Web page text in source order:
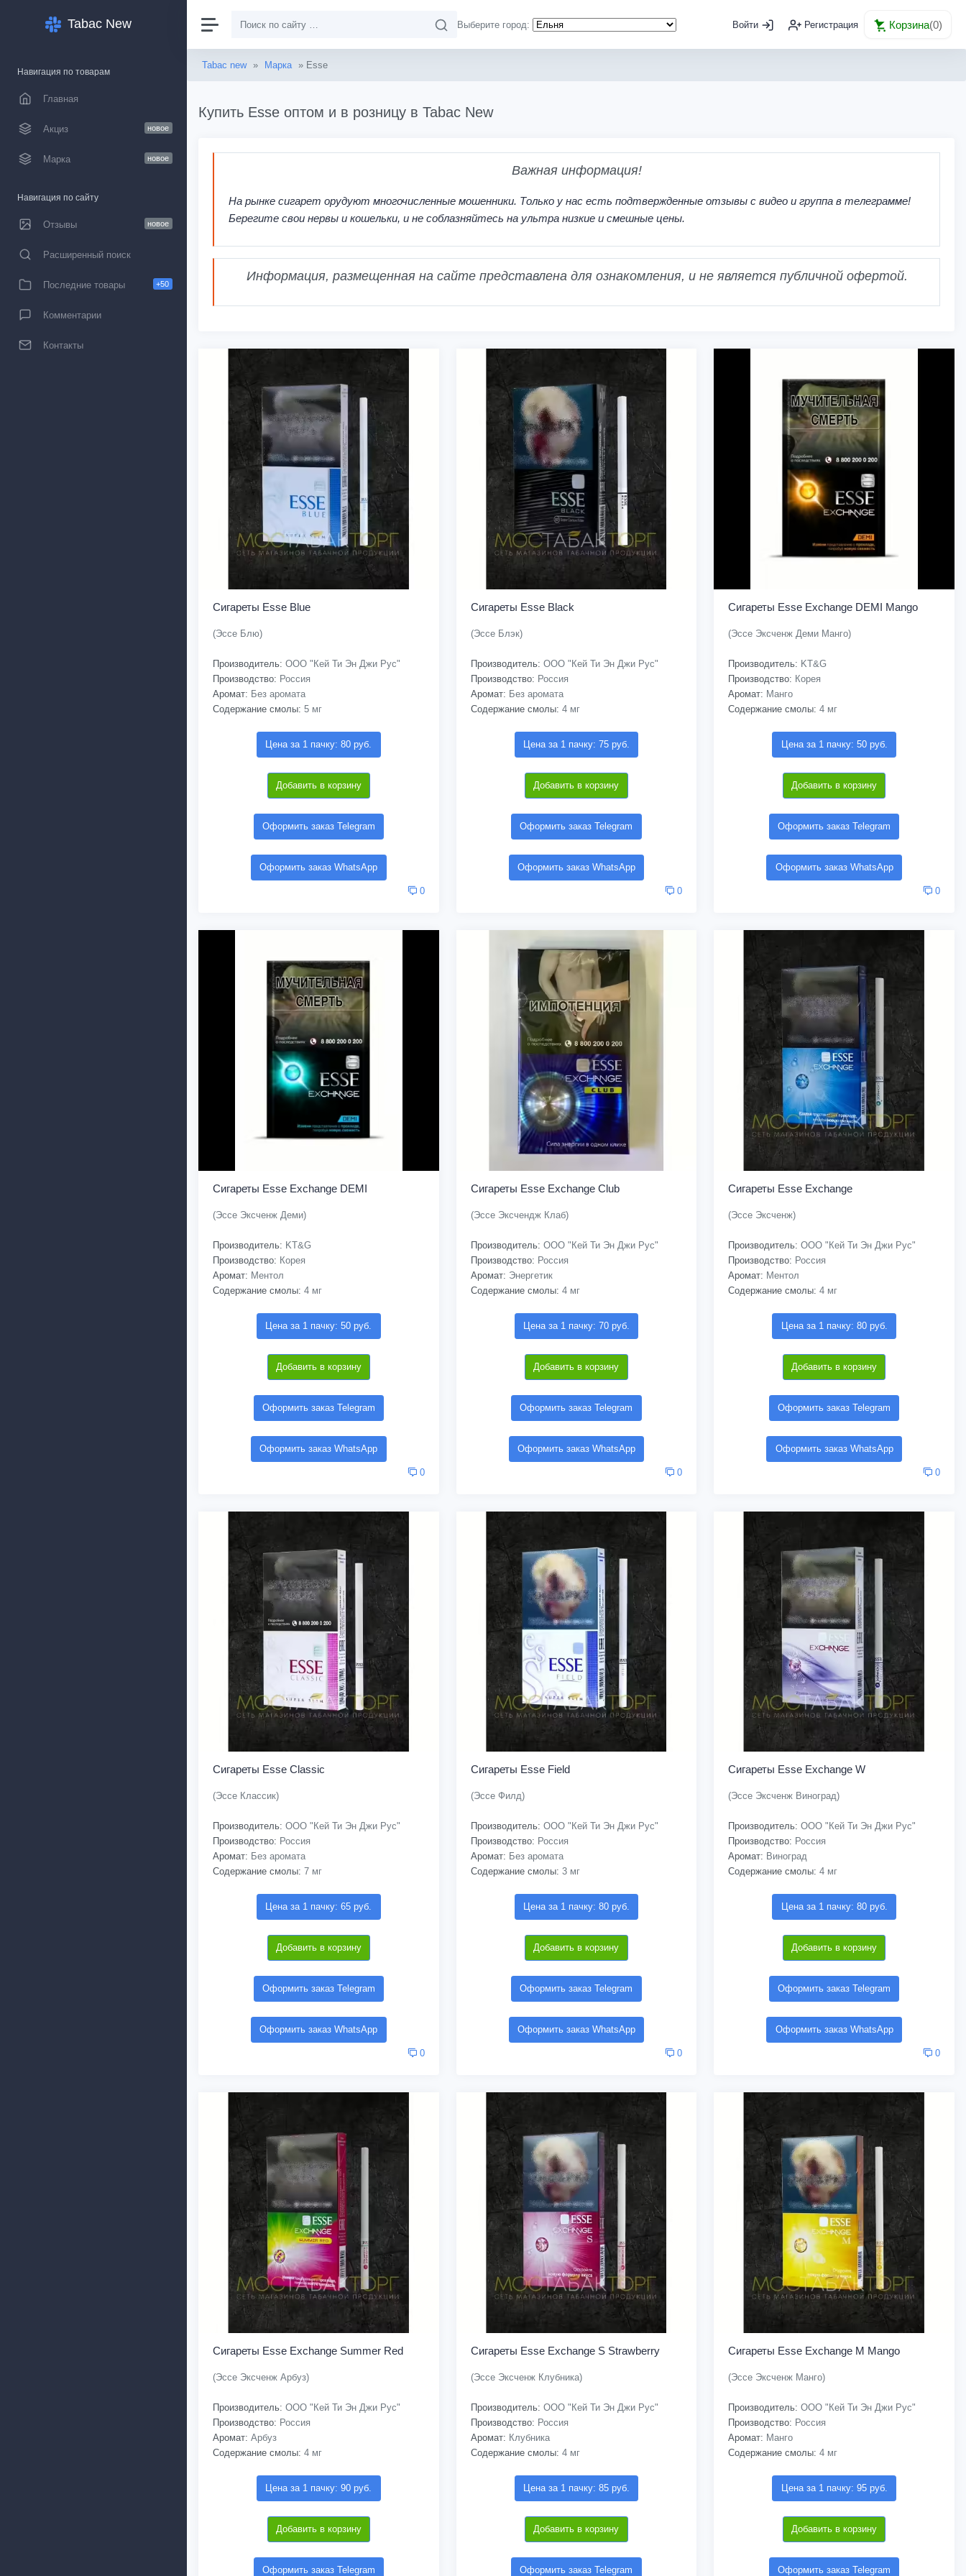
Tabac New
Навигация по товарам
Главная
Акциз новое
Марка новое
Навигация по сайту
Отзывы новое
Расширенный поиск
Последние товары +50
Комментарии
Контакты
Выберите город: Войти Регистрация Корзина(0)
Tabac new » Марка » Esse
Купить Esse оптом и в розницу в Tabac New
Важная информация!
На рынке сигарет орудуют многочисленные мошенники. Только у нас есть подтвержденные отзывы с видео и группа в телеграмме!
Берегите свои нервы и кошельки, и не соблазняйтесь на ультра низкие и смешные цены.
Информация, размещенная на сайте представлена для ознакомления, и не является публичной офертой.
Сигареты Esse Blue
(Эссе Блю)
Производитель: ООО "Кей Ти Эн Джи Рус"
Производство: Россия
Аромат: Без аромата
Содержание смолы: 5 мг
Цена за 1 пачку: 80 руб.
Добавить в корзину
Оформить заказ Telegram
Оформить заказ WhatsApp
0
Сигареты Esse Black
(Эссе Блэк)
Производитель: ООО "Кей Ти Эн Джи Рус"
Производство: Россия
Аромат: Без аромата
Содержание смолы: 4 мг
Цена за 1 пачку: 75 руб.
Добавить в корзину
Оформить заказ Telegram
Оформить заказ WhatsApp
0
Сигареты Esse Exchange DEMI Mango
(Эссе Эксченж Деми Манго)
Производитель: KT&G
Производство: Корея
Аромат: Манго
Содержание смолы: 4 мг
Цена за 1 пачку: 50 руб.
Добавить в корзину
Оформить заказ Telegram
Оформить заказ WhatsApp
0
Сигареты Esse Exchange DEMI
(Эссе Эксченж Деми)
Производитель: KT&G
Производство: Корея
Аромат: Ментол
Содержание смолы: 4 мг
Цена за 1 пачку: 50 руб.
Добавить в корзину
Оформить заказ Telegram
Оформить заказ WhatsApp
0
Сигареты Esse Exchange Club
(Эссе Эксчендж Клаб)
Производитель: ООО "Кей Ти Эн Джи Рус"
Производство: Россия
Аромат: Энергетик
Содержание смолы: 4 мг
Цена за 1 пачку: 70 руб.
Добавить в корзину
Оформить заказ Telegram
Оформить заказ WhatsApp
0
Сигареты Esse Exchange
(Эссе Эксченж)
Производитель: ООО "Кей Ти Эн Джи Рус"
Производство: Россия
Аромат: Ментол
Содержание смолы: 4 мг
Цена за 1 пачку: 80 руб.
Добавить в корзину
Оформить заказ Telegram
Оформить заказ WhatsApp
0
Сигареты Esse Classic
(Эссе Классик)
Производитель: ООО "Кей Ти Эн Джи Рус"
Производство: Россия
Аромат: Без аромата
Содержание смолы: 7 мг
Цена за 1 пачку: 65 руб.
Добавить в корзину
Оформить заказ Telegram
Оформить заказ WhatsApp
0
Сигареты Esse Field
(Эссе Филд)
Производитель: ООО "Кей Ти Эн Джи Рус"
Производство: Россия
Аромат: Без аромата
Содержание смолы: 3 мг
Цена за 1 пачку: 80 руб.
Добавить в корзину
Оформить заказ Telegram
Оформить заказ WhatsApp
0
Сигареты Esse Exchange W
(Эссе Эксченж Виноград)
Производитель: ООО "Кей Ти Эн Джи Рус"
Производство: Россия
Аромат: Виноград
Содержание смолы: 4 мг
Цена за 1 пачку: 80 руб.
Добавить в корзину
Оформить заказ Telegram
Оформить заказ WhatsApp
0
Сигареты Esse Exchange Summer Red
(Эссе Эксченж Арбуз)
Производитель: ООО "Кей Ти Эн Джи Рус"
Производство: Россия
Аромат: Арбуз
Содержание смолы: 4 мг
Цена за 1 пачку: 90 руб.
Добавить в корзину
Оформить заказ Telegram
Сигареты Esse Exchange S Strawberry
(Эссе Эксченж Клубника)
Производитель: ООО "Кей Ти Эн Джи Рус"
Производство: Россия
Аромат: Клубника
Содержание смолы: 4 мг
Цена за 1 пачку: 85 руб.
Добавить в корзину
Оформить заказ Telegram
Сигареты Esse Exchange M Mango
(Эссе Эксченж Манго)
Производитель: ООО "Кей Ти Эн Джи Рус"
Производство: Россия
Аромат: Манго
Содержание смолы: 4 мг
Цена за 1 пачку: 95 руб.
Добавить в корзину
Оформить заказ Telegram